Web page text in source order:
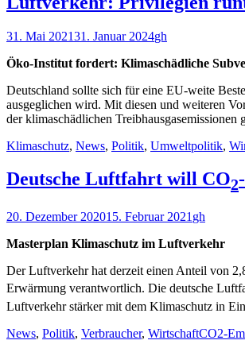
Veröffentlicht
31. Mai 202131. Januar 2024Autor
gh
Öko-Institut fordert: Klimaschädliche
Deutschland sollte sich für eine EU-weite
ausgeglichen wird. Mit diesen und weiteren
der klimaschädlichen
Kategorien
Klimaschutz, News, Politik, Umweltpolitik,
Deutsche Luftfahrt will CO2
Veröffentlicht
20. Dezember 202015. Februar 2021 Autor
gh
Masterplan Klimaschutz im Luftverkehr
Der Luftverkehr hat derzeit einen Anteil von
Erwärmung verantwortlich. Die deutsche
Luftverkehr stärker mit dem Klimaschutz in
Kategorien
News, Politik, Verbraucher, WirtschaftCO2-